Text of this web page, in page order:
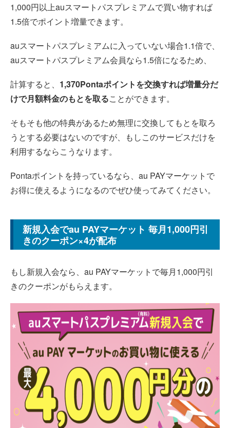
1,000円以上auスマートパスプレミアムで買い物すれば
1.5倍でポイント増量できます。
auスマートパスプレミアムに入っていない場合1.1倍で、
auスマートパスプレミアム会員なら1.5倍になるため、
計算すると、 1,370Pontaポイントを交換すれば増量分だ
けで月額料金のもとを取ることができます。
そもそも他の特典があるため無理に交換してもとを取ろ
うとする必要はないのですが、もしこのサービスだけを
利用するならこうなります。
Pontaポイントを持っているなら、au PAYマーケットで
お得に使えるようになるのでぜひ使ってみてください。
新規入会でau PAYマーケット 毎月1,000円引
きのクーポン×4が配布
もし新規入会なら、au PAYマーケットで毎月1,000円引
きのクーポンがもらえます。